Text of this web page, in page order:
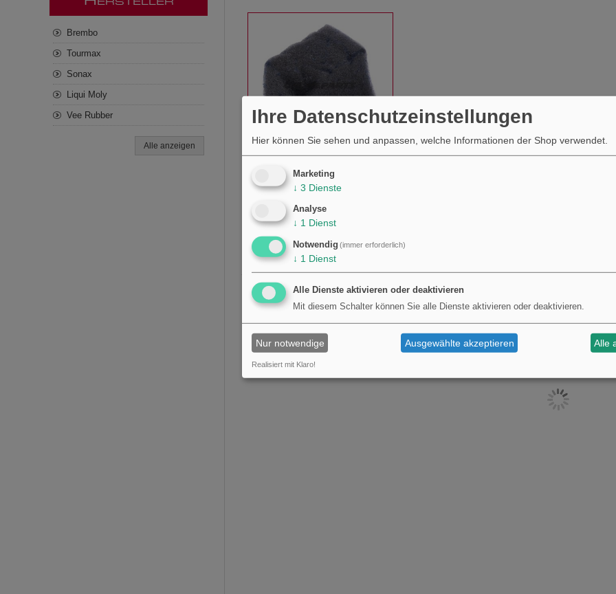
Luftfilter Foam
Originalersatzteil
Nebenluftfilter
€12,58
ERSTELLER
Brembo
Tourmax
Sonax
Liqui Moly
Vee Rubber
Alle anzeigen
Ihre Datenschutzeinstellungen
Hier können Sie sehen und anpassen, welche Informationen der Shop verwendet.
Marketing
↓ 3 Dienste
Analyse
↓ 1 Dienst
Notwendig (immer erforderlich)
↓ 1 Dienst
Alle Dienste aktivieren oder deaktivieren
Mit diesem Schalter können Sie alle Dienste aktivieren oder deaktivieren.
Nur notwendige Ausgewählte akzeptieren Alle
Realisiert mit Klaro!